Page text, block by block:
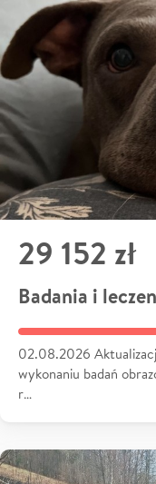
29 152 zł
Badania i
02.08.2026
wykonaniu badań
r…